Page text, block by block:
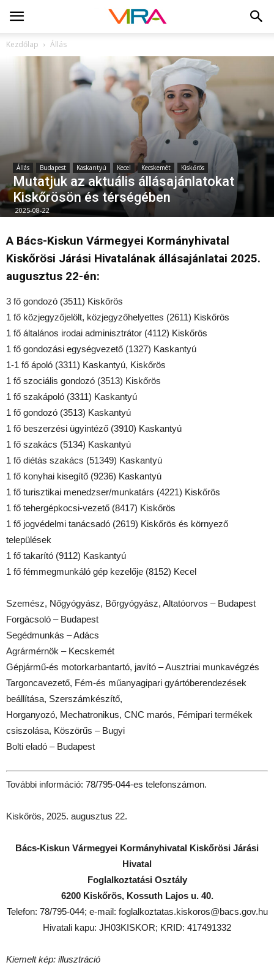
Kezdőlap Állás
Állás Budapest Kaskantyú Kecel Kecskemét Kiskőrös
Mutatjuk az aktuális állásajánlatokat
Kiskőrösön és térségében
2025-08-22
A Bács-Kiskun Vármegyei Kormányhivatal
Kiskőrösi Járási Hivatalának állásajánlatai 2025.
augusztus 22-én:
3 fő gondozó (3511) Kiskőrös
1 fő közjegyzőjelölt, közjegyzőhelyettes (2611) Kiskőrös
1 fő általános irodai adminisztrátor (4112) Kiskőrös
1 fő gondozási egységvezető (1327) Kaskantyú
1-1 fő ápoló (3311) Kaskantyú, Kiskőrös
1 fő szociális gondozó (3513) Kiskőrös
1 fő szakápoló (3311) Kaskantyú
1 fő gondozó (3513) Kaskantyú
1 fő beszerzési ügyintéző (3910) Kaskantyú
1 fő szakács (5134) Kaskantyú
1 fő diétás szakács (51349) Kaskantyú
1 fő konyhai kisegítő (9236) Kaskantyú
1 fő turisztikai menedzser/munkatárs (4221) Kiskőrös
1 fő tehergépkocsi-vezető (8417) Kiskőrös
1 fő jogvédelmi tanácsadó (2619) Kiskőrös és környező
települések
1 fő takarító (9112) Kaskantyú
1 fő fémmegmunkáló gép kezelője (8152) Kecel
Szemész, Nőgyógyász, Bőrgyógyász, Altatóorvos – Budapest
Forgácsoló – Budapest
Segédmunkás – Adács
Agrármérnök – Kecskemét
Gépjármű-és motorkarbantartó, javító – Ausztriai munkavégzés
Targoncavezető, Fém-és műanyagipari gyártóberendezések
beállítása, Szerszámkészítő,
Horganyozó, Mechatronikus, CNC marós, Fémipari termékek
csiszolása, Köszörűs – Bugyi
Bolti eladó – Budapest
További információ: 78/795-044-es telefonszámon.
Kiskőrös, 2025. augusztus 22.
Bács-Kiskun Vármegyei Kormányhivatal Kiskőrösi Járási
Hivatal
Foglalkoztatási Osztály
6200 Kiskőrös, Kossuth Lajos u. 40.
Telefon: 78/795-044; e-mail: foglalkoztatas.kiskoros@bacs.gov.hu
Hivatali kapu: JH03KISKOR; KRID: 417491332
Kiemelt kép: illusztráció